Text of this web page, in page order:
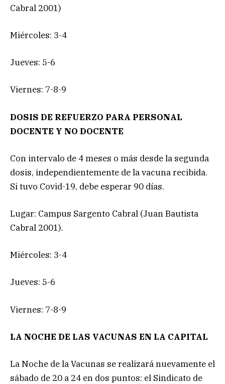
Cabral 2001)
Miércoles: 3-4
Jueves: 5-6
Viernes: 7-8-9
DOSIS DE REFUERZO PARA PERSONAL
DOCENTE Y NO DOCENTE
Con intervalo de 4 meses o más desde la segunda
dosis, independientemente de la vacuna recibida.
Si tuvo Covid-19, debe esperar 90 días.
Lugar: Campus Sargento Cabral (Juan Bautista
Cabral 2001).
Miércoles: 3-4
Jueves: 5-6
Viernes: 7-8-9
LA NOCHE DE LAS VACUNAS EN LA CAPITAL
La Noche de la Vacunas se realizará nuevamente el
sábado de 20 a 24 en dos puntos: el Sindicato de